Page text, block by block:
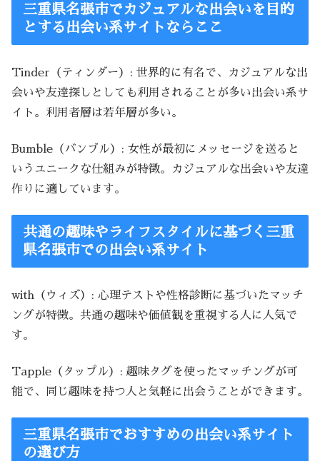
三重県名張市でカジュアルな出会いを目的
とする出会い系サイトならここ
Tinder（ティンダー）: 世界的に有名で、カジュアルな出
会いや友達探しとしても利用されることが多い出会い系サ
イト。利用者層は若年層が多い。
Bumble（バンブル）: 女性が最初にメッセージを送ると
いうユニークな仕組みが特徴。カジュアルな出会いや友達
作りに適しています。
共通の趣味やライフスタイルに基づく三重
県名張市での出会い系サイト
with（ウィズ）: 心理テストや性格診断に基づいたマッチ
ングが特徴。共通の趣味や価値観を重視する人に人気で
す。
Tapple（タップル）: 趣味タグを使ったマッチングが可
能で、同じ趣味を持つ人と気軽に出会うことができます。
三重県名張市でおすすめの出会い系サイト
の選び方